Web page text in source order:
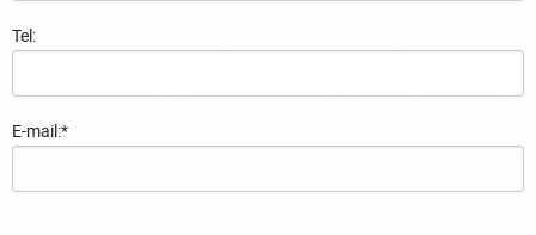
Tel:
E-mail:*